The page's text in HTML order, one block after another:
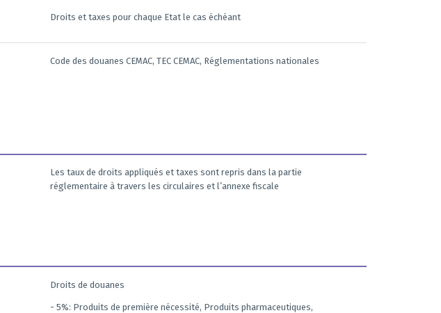
Droits et taxes pour chaque Etat le cas échéant
Code des douanes CEMAC, TEC CEMAC, Réglementations nationales
Les taux de droits appliqués et taxes sont repris dans la partie
réglementaire à travers les circulaires et l’annexe fiscale
Droits de douanes
- 5%: Produits de première nécessité, Produits pharmaceutiques,